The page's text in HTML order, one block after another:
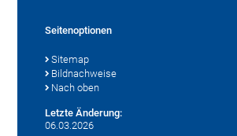
Seitenoptionen
Sitemap
Bildnachweise
Nach oben
Letzte Änderung:
06.03.2026